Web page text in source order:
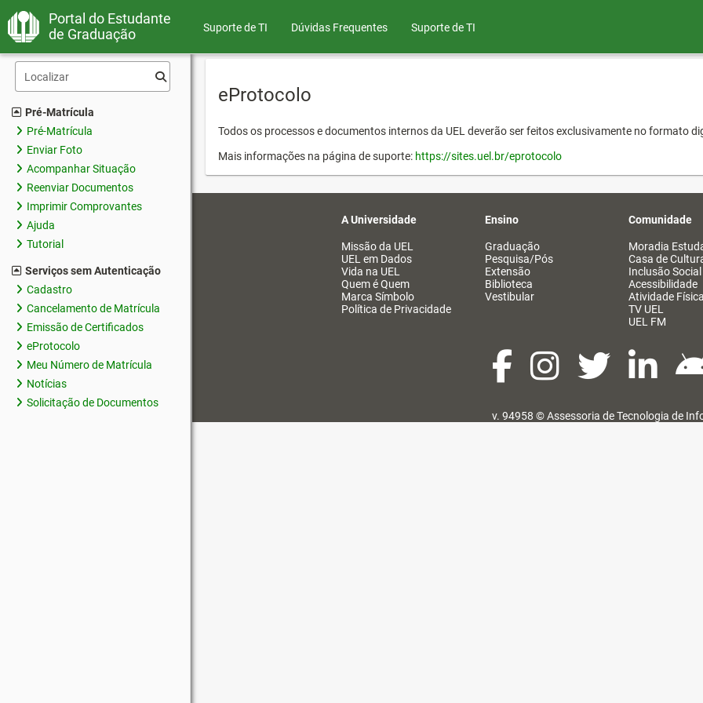
Portal do Estudante
de Graduação
Suporte de TI Dúvidas Frequentes Suporte de TI
Pré-Matrícula
Pré-Matrícula
Enviar Foto
Acompanhar Situação
Reenviar Documentos
Imprimir Comprovantes
Ajuda
Tutorial
Serviços sem Autenticação
Cadastro
Cancelamento de Matrícula
Emissão de Certificados
eProtocolo
Meu Número de Matrícula
Notícias
Solicitação de Documentos
eProtocolo
Todos os processos e documentos internos da UEL deverão ser feitos exclusivamente no formato
Mais informações na página de suporte: https://sites.uel.br/eprotocolo
A Universidade
Missão da UEL
UEL em Dados
Vida na UEL
Quem é Quem
Marca Símbolo
Política de Privacidade
Ensino
Graduação
Pesquisa/Pós
Extensão
Biblioteca
Vestibular
Comunidade
Moradia
Casa de
Inclusão Social
Acessibilidade
Atividade Física
TV UEL
UEL FM
v. 94958 ©Assessoria de Tecnologia de